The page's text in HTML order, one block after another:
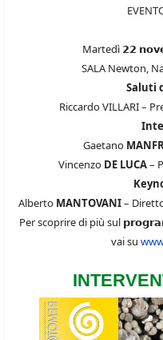
Martedì 𝟮𝟮
SALA Newton,
Saluti
Riccardo VILLARI –
Gaetano
Vincenzo DE LUCA–
Alberto MANTOVANI–
Per scoprire di più sul
vai su